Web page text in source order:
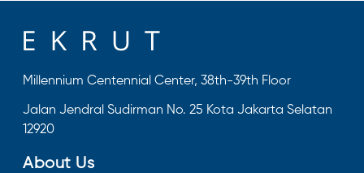
Millennium Centennial Center, 38th-39th Floor
Jalan Jendral Sudirman No. 25 Kota Jakarta Selatan
12920
About Us